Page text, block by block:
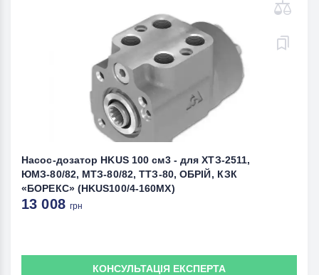
Насос-дозатор HKUS 100 см3 - для ХТЗ-2511,
ЮМЗ-80/82, МТЗ-80/82, ТТЗ-80, ОБРІЙ, КЗК
«БОРЕКС» (HKUS100/4-160MX)
13 008грн
КОНСУЛЬТАЦІЯ ЕКСПЕРТА